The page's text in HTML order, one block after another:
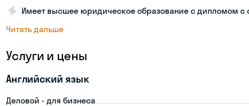
Имеет высшее юридическое образование с дипломом с
Читать дальше
Услуги и цены
Английский язык
Деловой - для бизнеса